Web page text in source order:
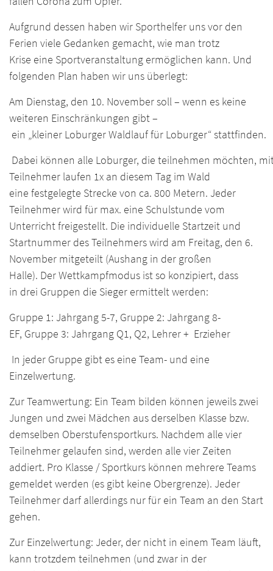
Aufgrund dessen haben wir Sporthelfer uns vor den
Ferien viele Gedanken gemacht, wie man trotz
Krise eine Sportveranstaltung ermöglichen kann. Und
folgenden Plan haben wir uns überlegt:
Am Dienstag, den 10. November soll – wenn es keine
weiteren Einschränkungen gibt –
ein „kleiner Loburger Waldlauf für Loburger“ stattfinden.
Dabei können alle Loburger, die teilnehmen möchten,
Teilnehmer laufen 1x an diesem Tag im Wald
eine festgelegte Strecke von ca. 800 Metern. Jeder
Teilnehmer wird für max. eine Schulstunde vom
Unterricht freigestellt. Die individuelle Startzeit und
Startnummer des Teilnehmers wird am Freitag, den 6.
November mitgeteilt (Aushang in der großen
Halle). Der Wettkampfmodus ist so konzipiert, dass
in drei Gruppen die Sieger ermittelt werden:
Gruppe 1: Jahrgang 5-7, Gruppe 2: Jahrgang 8-
EF, Gruppe 3: Jahrgang Q1, Q2, Lehrer + Erzieher
In jeder Gruppe gibt es eine Team- und eine
Einzelwertung.
Zur Teamwertung: Ein Team bilden können jeweils zwei
Jungen und zwei Mädchen aus derselben Klasse bzw.
demselben Oberstufensportkurs. Nachdem alle vier
Teilnehmer gelaufen sind, werden alle vier Zeiten
addiert. Pro Klasse / Sportkurs können mehrere Teams
gemeldet werden (es gibt keine Obergrenze). Jeder
Teilnehmer darf allerdings nur für ein Team an den Start
gehen.
Zur Einzelwertung: Jeder, der nicht in einem Team läuft,
kann trotzdem teilnehmen (und zwar in der